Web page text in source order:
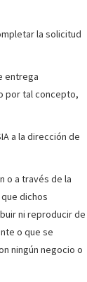
la solicitud
entrega
por tal concepto,
a la dirección de
o a través de la
dichos
ni reproducir de
o que se
ningún negocio o